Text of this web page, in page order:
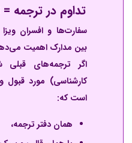
تداوم در ترجمه
سفارت‌ها و افسران
بین مدارک اهمیت
اگر ترجمه‌های قبلی
کارشناسی) مورد قبول
است که:
همان دفتر ترجمه،